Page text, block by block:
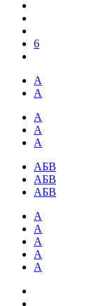
6
А
А
А
А
А
АБВ
АБВ
АБВ
А
А
А
А
А